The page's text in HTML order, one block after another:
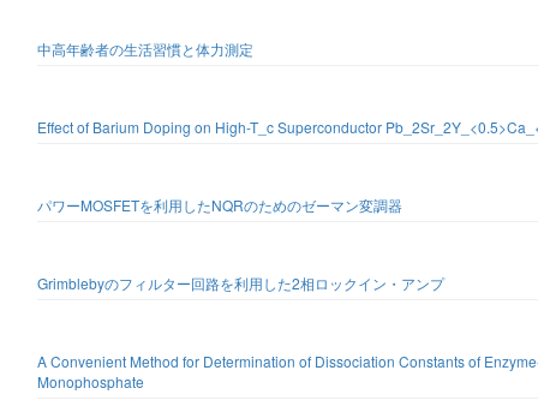
中高年齢者の生活習慣と体力測定
Effect of Barium Doping on High-T_c Superconductor
パワーMOSFETを利用したNQRのためのゼーマン変調器
Grimblebyのフィルター回路を利用した2相ロックイン・アンプ
A Convenient Method for Determination of Dissociation Constants of
Monophosphate